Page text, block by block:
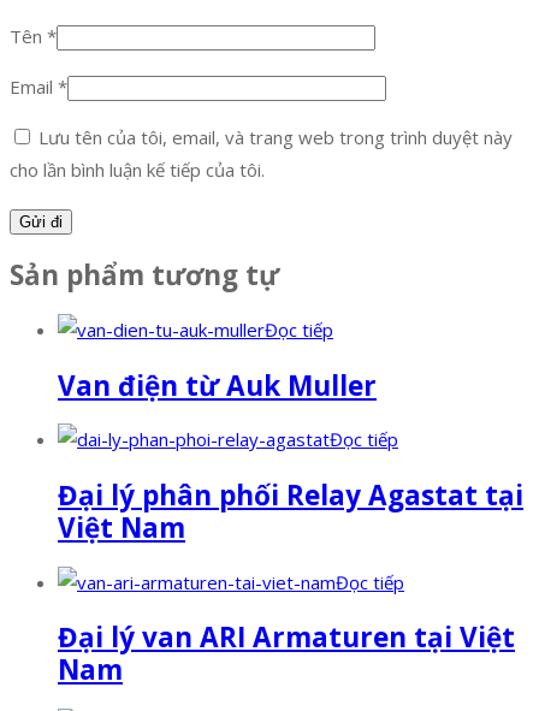
Tên *
Email *
Lưu tên của tôi, email, và trang web trong trình duyệt này
cho lần bình luận kế tiếp của tôi.
Sản phẩm tương tự
Đọc tiếp
Van điện từ Auk Muller
Đọc tiếp
Đại lý phân phối Relay Agastat tại
Việt Nam
Đọc tiếp
Đại lý van ARI Armaturen tại Việt
Nam